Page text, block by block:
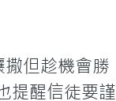
但趁機會勝
提醒信徒要謹